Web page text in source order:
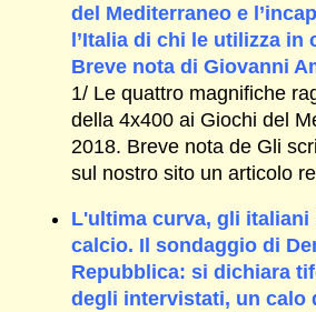
del Mediterraneo e
l’Italia di chi le utilizza in
Breve nota di Giovanni
1/ Le quattro magnifiche
della 4x400 ai Giochi del
2018. Breve nota de Gli
sul nostro sito un articolo
L'ultima curva, gli italiani
calcio. Il sondaggio di
Repubblica: si dichiara
degli intervistati, un calo